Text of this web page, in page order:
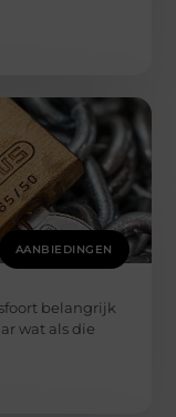
AANBIEDINGEN
belangrijk
wat als die